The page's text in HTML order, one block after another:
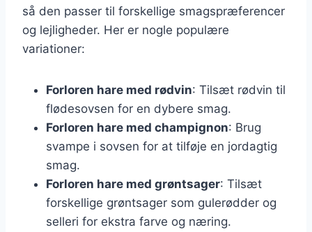
så den passer til forskellige smagspræferencer
og lejligheder. Her er nogle populære
variationer:
Forloren hare med rødvin: Tilsæt rødvin til
flødesovsen for en dybere smag.
Forloren hare med champignon: Brug
svampe i sovsen for at tilføje en jordagtig
smag.
Forloren hare med grøntsager: Tilsæt
forskellige grøntsager som gulerødder og
selleri for ekstra farve og næring.